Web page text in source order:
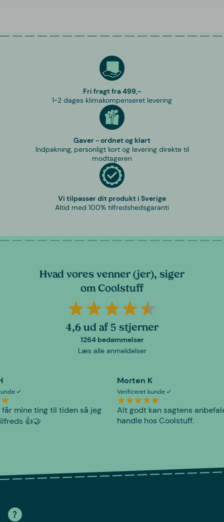
Fri fragt fra 499,-
1-2 dages klimakompenseret levering
Gaver - ordnet og klart
Indpakning, personligt kort og levering direkte til
modtageren
Vi tilpasser dit produkt i Sverige
Altid med 100% tilfredshedsgaranti
Hvad vores venner (jer), siger
om Coolstuff
4,6 ud af 5 stjerner
1264 bedømmelser
Læs alle anmeldelser
får mine ting til tiden så jeg
👍🤝
Morten K
Verificeret kunde
Alt godt kan sagtens
handle hos Coolstuff.